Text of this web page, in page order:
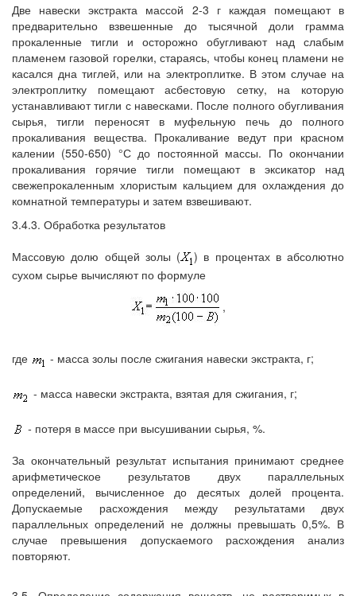
Две навески экстракта массой 2-3 г каждая помещают в
предварительно взвешенные до тысячной доли грамма
прокаленные тигли и осторожно обугливают над слабым
пламенем газовой горелки, стараясь, чтобы конец пламени не
касался дна тиглей, или на электроплитке. В этом случае на
электроплитку помещают асбестовую сетку, на которую
устанавливают тигли с навесками. После полного обугливания
сырья, тигли переносят в муфельную печь до полного
прокаливания вещества. Прокаливание ведут при красном
калении (550-650) °С до постоянной массы. По окончании
прокаливания горячие тигли помещают в эксикатор над
свежепрокаленным хлористым кальцием для охлаждения до
комнатной температуры и затем взвешивают.
3.4.3. Обработка результатов
Массовую долю общей золы (
) в процентах в абсолютно
сухом сырье вычисляют по формуле
,
где - масса золы после сжигания навески экстракта, г;
- масса навески экстракта, взятая для сжигания, г;
- потеря в массе при высушивании сырья, %.
За окончательный результат испытания принимают среднее
арифметическое результатов двух параллельных
определений, вычисленное до десятых долей процента.
Допускаемые расхождения между результатами двух
параллельных определений не должны превышать 0,5%. В
случае превышения допускаемого расхождения анализ
повторяют.